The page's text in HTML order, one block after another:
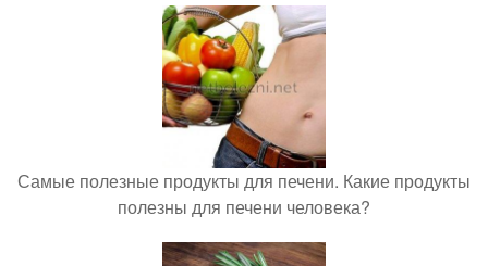
Самые полезные продукты для печени. Какие продукты
полезны для печени человека?